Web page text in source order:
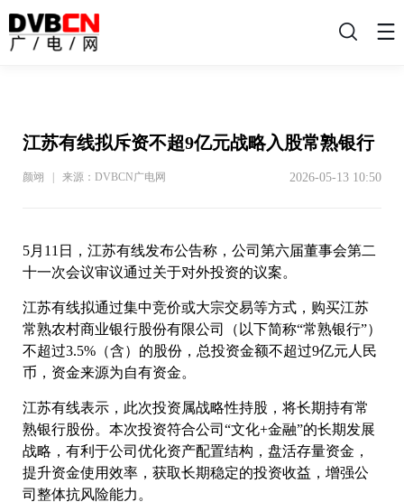
搜
江苏有线拟斥资不超9亿元战略入股常熟银行
颜翊 | 来源：DVBCN广电网 2026-05-13 10:50
5月11日，江苏有线发布公告称，公司第六届董事会第二
十一次会议审议通过关于对外投资的议案。
江苏有线拟通过集中竞价或大宗交易等方式，购买江苏
常熟农村商业银行股份有限公司（以下简称“常熟银行”）
不超过3.5%（含）的股份，总投资金额不超过9亿元人民
币，资金来源为自有资金。
江苏有线表示，此次投资属战略性持股，将长期持有常
熟银行股份。本次投资符合公司“文化+金融”的长期发展
战略，有利于公司优化资产配置结构，盘活存量资金，
提升资金使用效率，获取长期稳定的投资收益，增强公
司整体抗风险能力。